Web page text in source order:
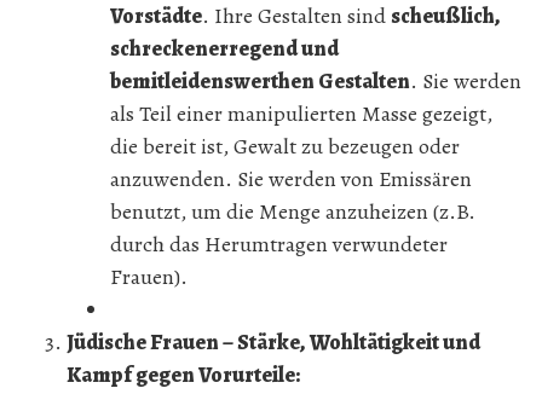
Vorstädte. Ihre Gestalten sindscheußlich,
schreckenerregend und
bemitleidenswerthen Gestalten. Sie werden
als Teil einer manipulierten Masse gezeigt,
die bereit ist, Gewalt zu bezeugen oder
anzuwenden. Sie werden von Emissären
benutzt, um die Menge anzuheizen (z.B.
durch das Herumtragen verwundeter
Frauen).
Jüdische Frauen – Stärke, Wohltätigkeit und
Kampf gegen Vorurteile: